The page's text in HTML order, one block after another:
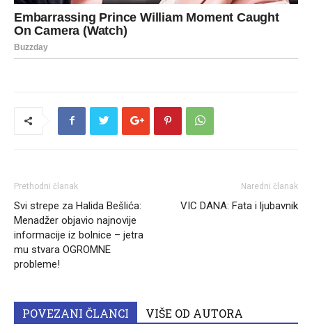
Prethodni članak
Svi strepe za Halida Bešlića:
Menadžer objavio najnovije
informacije iz bolnice – jetra
mu stvara OGROMNE
probleme!
Naredni članak
VIC DANA: Fata i ljubavnik
POVEZANI ČLANCI VIŠE OD AUTORA